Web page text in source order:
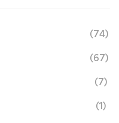
(74)
(67)
(7)
(1)